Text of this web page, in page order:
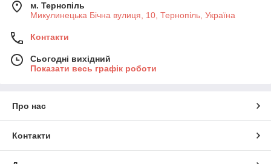
м. Тернопіль
Микулинецька Бічна вулиця, 10, Тернопіль, Україна
Контакти
Сьогодні вихідний
Показати весь графік роботи
Про нас
Контакти